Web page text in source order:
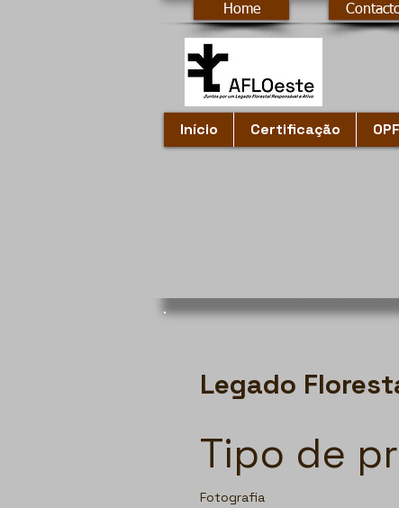
Home
Início Certificação
Legado
Tipo de
Fotografia